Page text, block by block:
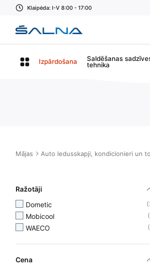
Klaipėda: I-V 8:00 - 17:00
Izpārdošana
Saldēšanas
tehnika
Mājas Auto ledusskapji, kondicionieri un
Ražotāji
Dometic
Mobicool
WAECO
Cena